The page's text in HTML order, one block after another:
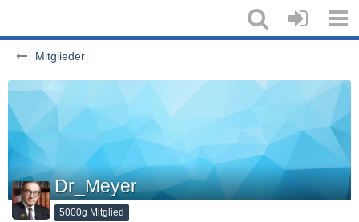
Mitglieder
Dr_Meyer
5000g Mitglied